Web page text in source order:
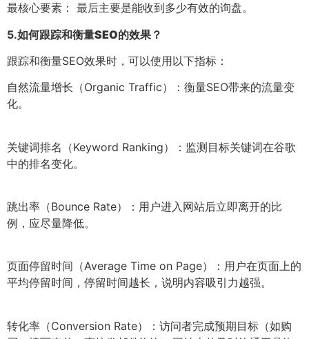
最核心要素： 最后主要是能收到多少有效的询盘。
5.如何跟踪和衡量SEO的效果？
跟踪和衡量SEO效果时，可以使用以下指标：
自然流量增长（Organic Traffic）：衡量SEO带来的流量变
化。
关键词排名（Keyword Ranking）：监测目标关键词在谷歌
中的排名变化。
跳出率（Bounce Rate）：用户进入网站后立即离开的比
例，应尽量降低。
页面停留时间（Average Time on Page）：用户在页面上的
平均停留时间，停留时间越长，说明内容吸引力越强。
转化率（Conversion Rate）：访问者完成预期目标（如购